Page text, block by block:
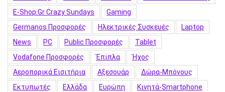
E-Shop.gr Crazy Sundays
Gaming
Germanos Προσφορές
Hλεκτρικές Συσκευές
Laptop
News
PC Public Προσφορές
Tablet
Vodafone Προσφορές
Έπιπλα
Ήχος
Αεροπορικά Εισιτήρια
Αξεσουάρ
Δώρα-Μπόνους
Εκτυπωτές
Ελλάδα Ευρώπη
Κινητά-Smartphone